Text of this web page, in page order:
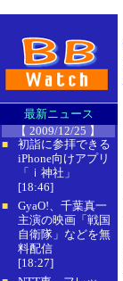
最新ニュース
【 2009/12/25 】
■
初詣に参拝できる
iPhone向けアプリ
「ｉ神社」
[18:46]
■
GyaO!、千葉真一
主演の映画「戦国
自衛隊」などを無
料配信
[18:27]